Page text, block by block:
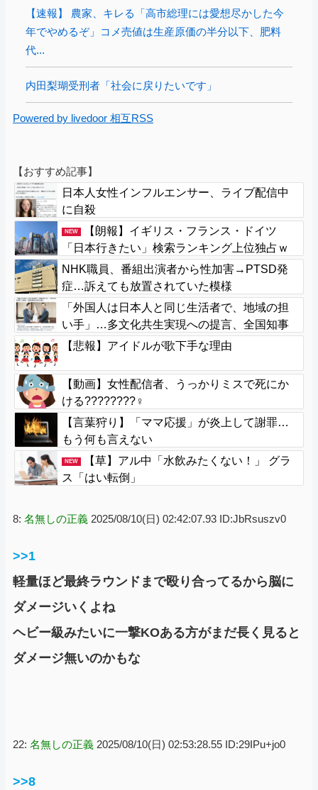
【速報】 農家、キレる「高市総理には愛想尽かした今
年でやめるぞ」コメ売値は生産原価の半分以下、肥料
代...
内田梨瑚受刑者「社会に戻りたいです」
Powered by livedoor 相互RSS
【おすすめ記事】
日本人女性インフルエンサー、ライブ配信中
に自殺
NEW
【朗報】イギリス・フランス・ドイツ
「日本行きたい」検索ランキング上位独占ｗ
ｗｗ
NHK職員、番組出演者から性加害→PTSD発
症…訴えても放置されていた模様
「外国人は日本人と同じ生活者で、地域の担
い手」…多文化共生実現への提言、全国知事
会が政府に提出
【悲報】アイドルが歌下手な理由
【動画】女性配信者、うっかりミスで死にか
ける????????‍♀
【言葉狩り】「ママ応援」が炎上して謝罪…
もう何も言えない
NEW
【草】アル中「水飲みたくない！」 グラ
ス「はい転倒」
8: 名無しの正義 2025/08/10(日) 02:42:07.93 ID:JbRsuszv0
>>1
軽量ほど最終ラウンドまで殴り合ってるから脳に
ダメージいくよね
ヘビー級みたいに一撃KOある方がまだ長く見ると
ダメージ無いのかもな
22: 名無しの正義 2025/08/10(日) 02:53:28.55 ID:29IPu+jo0
>>8